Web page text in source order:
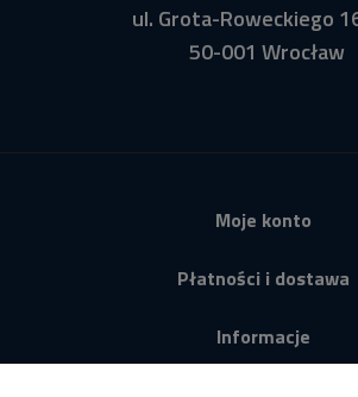
ul. Grota-Roweckiego
50-001 Wrocław
Moje konto
Płatności i dostawa
Informacje